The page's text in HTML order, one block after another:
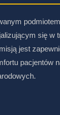
się w
jest
pacjentów